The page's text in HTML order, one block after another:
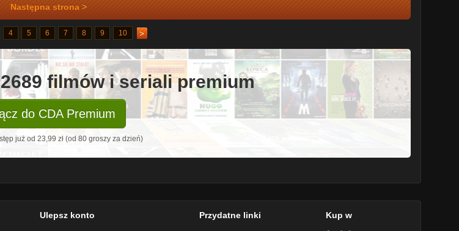
Następna strona >
4 5 6 7 8 9 10
filmów i seriali premium
do CDA Premium
już od 23,99 zł (od 80 groszy za dzień)
Ulepsz konto Przydatne linki Kup w